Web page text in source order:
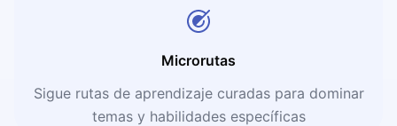
Microrutas
Sigue rutas de aprendizaje curadas para dominar
temas y habilidades específicas